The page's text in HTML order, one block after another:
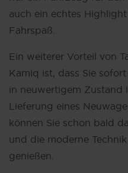
auch ein echtes
Fahrspaß.
Ein weiterer Vorteil von
Kamiq ist, dass Sie
in neuwertigem Zustand
Lieferung eines
können Sie schon bald
und die moderne
genießen.